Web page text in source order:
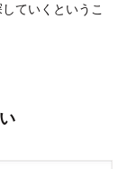
ていくというこ